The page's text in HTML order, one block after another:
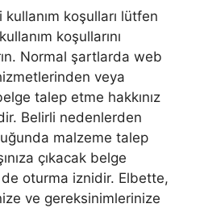
koşulları lütfen
koşullarını
Normal şartlarda web
veya
talep etme hakkınız
Belirli nedenlerden
malzeme talep
çıkacak belge
oturma iznidir. Elbette,
ve gereksinimlerinize